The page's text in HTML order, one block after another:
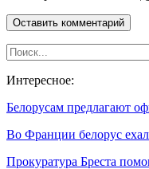
Интересное:
Белорусам предлагают
Во Франции белорус
Прокуратура Бреста